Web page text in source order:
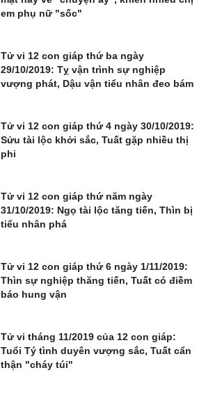
em phụ nữ "sốc"
Tử vi 12 con giáp thứ ba ngày
29/10/2019: Tỵ vận trình sự nghiệp
vượng phát, Dậu vận tiểu nhân đeo bám
Tử vi 12 con giáp thứ 4 ngày 30/10/2019:
Sửu tài lộc khởi sắc, Tuất gặp nhiều thị
phi
Tử vi 12 con giáp thứ năm ngày
31/10/2019: Ngọ tài lộc tăng tiến, Thìn bị
tiểu nhân phá
Tử vi 12 con giáp thứ 6 ngày 1/11/2019:
Thìn sự nghiệp thăng tiến, Tuất có điềm
báo hung vận
Tử vi tháng 11/2019 của 12 con giáp:
Tuổi Tý tình duyên vượng sắc, Tuất cẩn
thận "cháy túi"